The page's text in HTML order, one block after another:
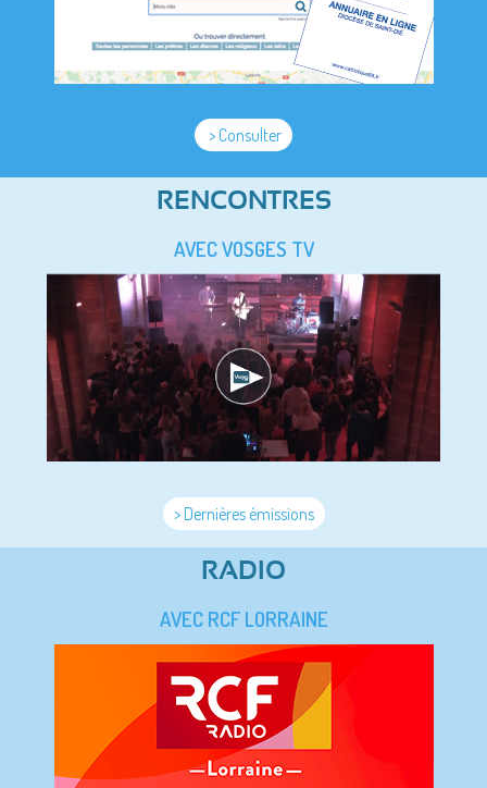
> Consulter
RENCONTRES
AVEC VOSGES TV
> Dernières émissions
RADIO
AVEC RCF LORRAINE